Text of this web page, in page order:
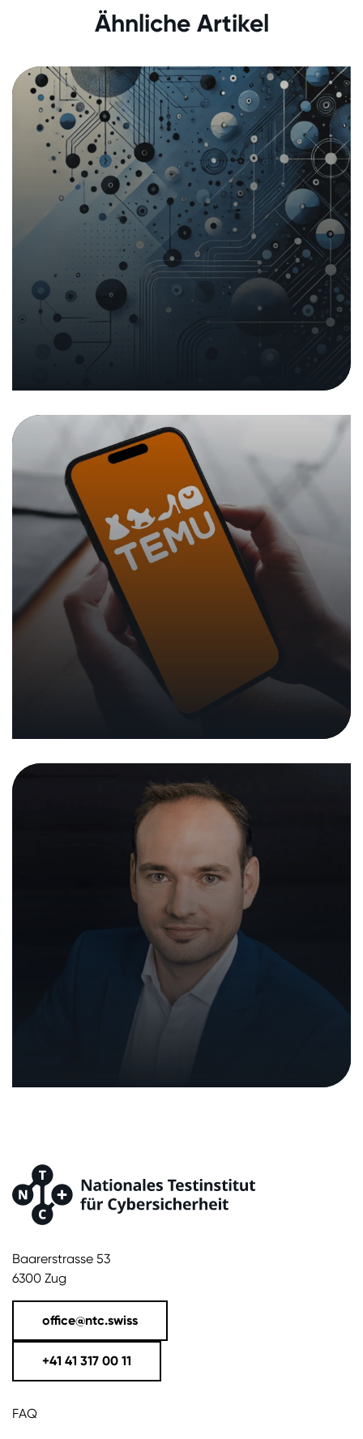
Ähnliche Artikel
Kurzbericht Systemabhängigkeiten
Europas
Technische Sicherheitsanalyse der
Unabhängiges Testinstitut erhöht
Baarerstrasse 53
6300 Zug
office@ntc.swiss
+41 41 317 00 11
FAQ